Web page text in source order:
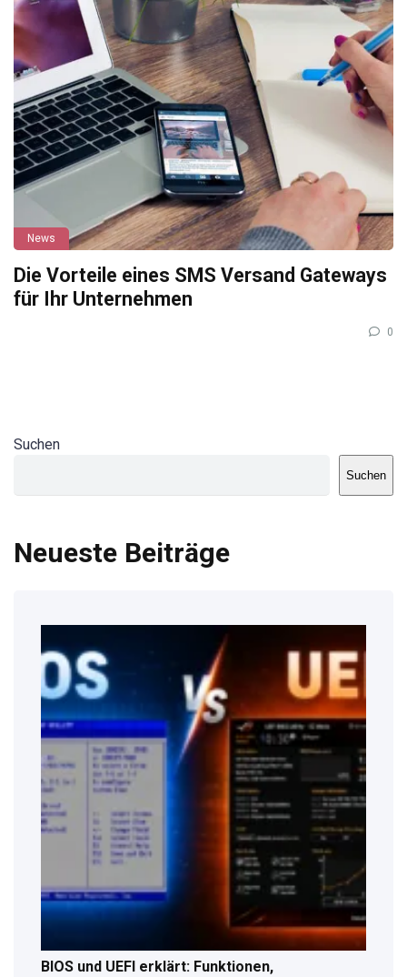
News
Die Vorteile eines SMS Versand Gateways
für Ihr Unternehmen
0
Suchen
Suchen
Neueste Beiträge
BIOS und UEFI erklärt: Funktionen,